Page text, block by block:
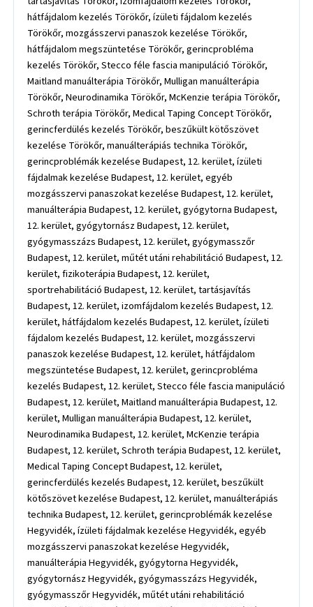
hátfájdalom kezelés Törökőr, ízületi fájdalom kezelés
Törökőr, mozgásszervi panaszok kezelése Törökőr,
hátfájdalom megszüntetése Törökőr, gerincprobléma
kezelés Törökőr, Stecco féle fascia manipuláció Törökőr,
Maitland manuálterápia Törökőr, Mulligan manuálterápia
Törökőr, Neurodinamika Törökőr, McKenzie terápia Törökőr,
Schroth terápia Törökőr, Medical Taping Concept Törökőr,
gerincferdülés kezelés Törökőr, beszűkült kötőszövet
kezelése Törökőr, manuálterápiás technika Törökőr,
gerincproblémák kezelése Budapest, 12. kerület, ízületi
fájdalmak kezelése Budapest, 12. kerület, egyéb
mozgásszervi panaszokat kezelése Budapest, 12. kerület,
manuálterápia Budapest, 12. kerület, gyógytorna Budapest,
12. kerület, gyógytornász Budapest, 12. kerület,
gyógymasszázs Budapest, 12. kerület, gyógymasszőr
Budapest, 12. kerület, műtét utáni rehabilitáció Budapest, 12.
kerület, fizikoterápia Budapest, 12. kerület,
sportrehabilitáció Budapest, 12. kerület, tartásjavítás
Budapest, 12. kerület, izomfájdalom kezelés Budapest, 12.
kerület, hátfájdalom kezelés Budapest, 12. kerület, ízületi
fájdalom kezelés Budapest, 12. kerület, mozgásszervi
panaszok kezelése Budapest, 12. kerület, hátfájdalom
megszüntetése Budapest, 12. kerület, gerincprobléma
kezelés Budapest, 12. kerület, Stecco féle fascia manipuláció
Budapest, 12. kerület, Maitland manuálterápia Budapest, 12.
kerület, Mulligan manuálterápia Budapest, 12. kerület,
Neurodinamika Budapest, 12. kerület, McKenzie terápia
Budapest, 12. kerület, Schroth terápia Budapest, 12. kerület,
Medical Taping Concept Budapest, 12. kerület,
gerincferdülés kezelés Budapest, 12. kerület, beszűkült
kötőszövet kezelése Budapest, 12. kerület, manuálterápiás
technika Budapest, 12. kerület, gerincproblémák kezelése
Hegyvidék, ízületi fájdalmak kezelése Hegyvidék, egyéb
mozgásszervi panaszokat kezelése Hegyvidék,
manuálterápia Hegyvidék, gyógytorna Hegyvidék,
gyógytornász Hegyvidék, gyógymasszázs Hegyvidék,
gyógymasszőr Hegyvidék, műtét utáni rehabilitáció